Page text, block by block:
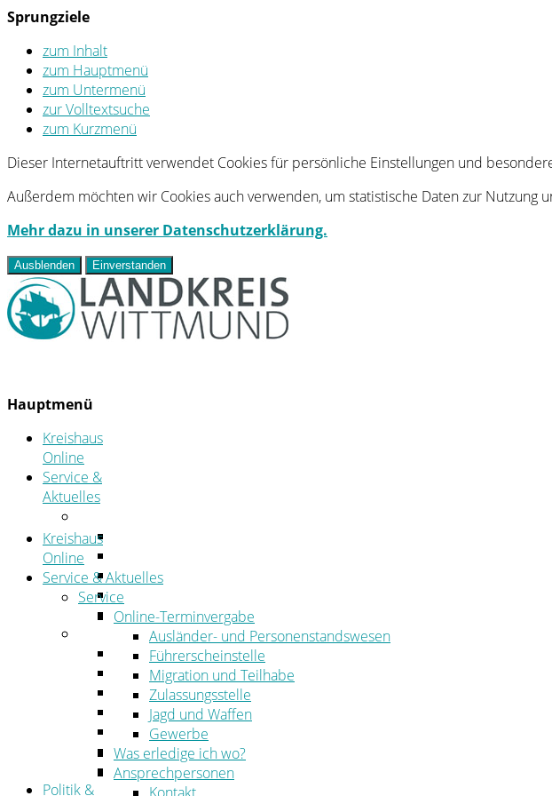
Sprungziele
zum Inhalt
zum Hauptmenü
zum Untermenü
zur Volltextsuche
zum Kurzmenü
Dieser Internetauftritt verwendet Cookies für persönliche Einstellungen und
Außerdem möchten wir Cookies auch verwenden, um statistische Daten zur Nutzung
Mehr dazu in unserer Datenschutzerklärung.
Ausblenden Einverstanden
Hauptmenü
Kreishaus
Online
Service &
Aktuelles
Ansprechpersonen
Formulare
Öffnungszeiten
Aktuelles
Stellenangebote
Azubiportal
Pressemitteilungen
Bekanntmachungen & öffentliche Zustellungen
Kehrbezirksausschreibungen
Amtsblatt
Öffentliche Ausschreibungen
Politik &
Kreishaus
Online
Service & Aktuelles
Service
Online-Terminvergabe
Ausländer- und Personenstandswesen
Führerscheinstelle
Migration und Teilhabe
Zulassungsstelle
Jagd und Waffen
Gewerbe
Was erledige ich wo?
Ansprechpersonen